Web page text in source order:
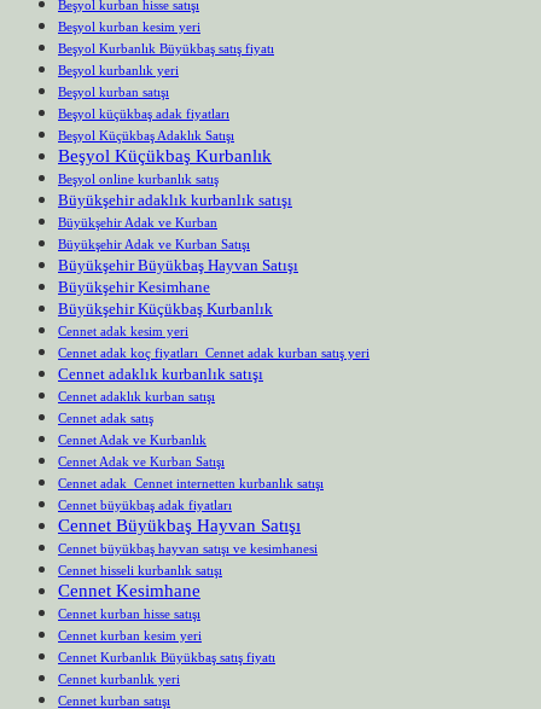
Beşyol kurban hisse satışı
Beşyol kurban kesim yeri
Beşyol Kurbanlık Büyükbaş satış fiyatı
Beşyol kurbanlık yeri
Beşyol kurban satışı
Beşyol küçükbaş adak fiyatları
Beşyol Küçükbaş Adaklık Satışı
Beşyol Küçükbaş Kurbanlık
Beşyol online kurbanlık satış
Büyükşehir adaklık kurbanlık satışı
Büyükşehir Adak ve Kurban
Büyükşehir Adak ve Kurban Satışı
Büyükşehir Büyükbaş Hayvan Satışı
Büyükşehir Kesimhane
Büyükşehir Küçükbaş Kurbanlık
Cennet adak kesim yeri
Cennet adak koç fiyatları Cennet adak kurban satış yeri
Cennet adaklık kurbanlık satışı
Cennet adaklık kurban satışı
Cennet adak satış
Cennet Adak ve Kurbanlık
Cennet Adak ve Kurban Satışı
Cennet adak Cennet internetten kurbanlık satışı
Cennet büyükbaş adak fiyatları
Cennet Büyükbaş Hayvan Satışı
Cennet büyükbaş hayvan satışı ve kesimhanesi
Cennet hisseli kurbanlık satışı
Cennet Kesimhane
Cennet kurban hisse satışı
Cennet kurban kesim yeri
Cennet Kurbanlık Büyükbaş satış fiyatı
Cennet kurbanlık yeri
Cennet kurban satışı